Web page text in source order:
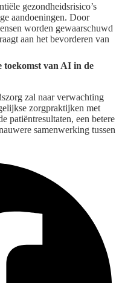
gezondheidsrisico’s
aandoeningen. Door
worden gewaarschuwd
aan het bevorderen van
toekomst van AI in de
zal naar verwachting
zorgpraktijken met
patiëntresultaten, een betere
samenwerking tussen